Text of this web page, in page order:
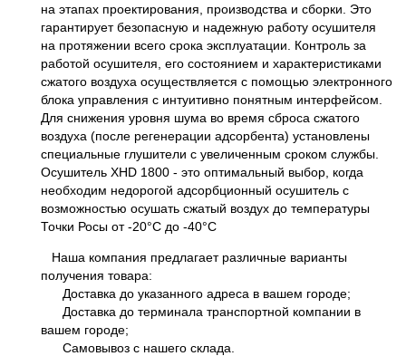
на этапах проектирования, производства и сборки. Это
гарантирует безопасную и надежную работу осушителя
на протяжении всего срока эксплуатации. Контроль за
работой осушителя, его состоянием и характеристиками
сжатого воздуха осуществляется с помощью электронного
блока управления с интуитивно понятным интерфейсом.
Для снижения уровня шума во время сброса сжатого
воздуха (после регенерации адсорбента) установлены
специальные глушители с увеличенным сроком службы.
Осушитель XHD 1800 - это оптимальный выбор, когда
необходим недорогой адсорбционный осушитель с
возможностью осушать сжатый воздух до температуры
Точки Росы от -20°С до -40°С
Наша компания предлагает различные варианты
получения товара:
Доставка до указанного адреса в вашем городе;
Доставка до терминала транспортной компании в
вашем городе;
Самовывоз с нашего склада.